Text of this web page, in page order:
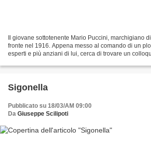
Il giovane sottotenente Mario Puccini, marchigiano
fronte nel 1916. Appena messo al comando di un
esperti e più anziani di lui, cerca di trovare un
Sigonella
Pubblicato su 18/03/AM 09:00
Da Giuseppe Scilipoti